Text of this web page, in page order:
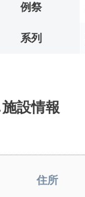
例祭
系列
施設情報
住所